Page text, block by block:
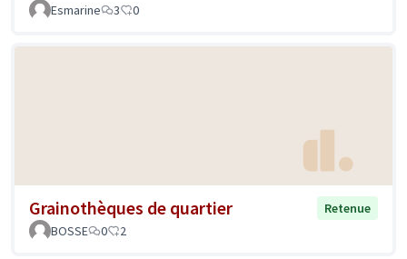
Esmarine 3 0
Grainothèques de quartier
Retenue
BOSSE
0 2